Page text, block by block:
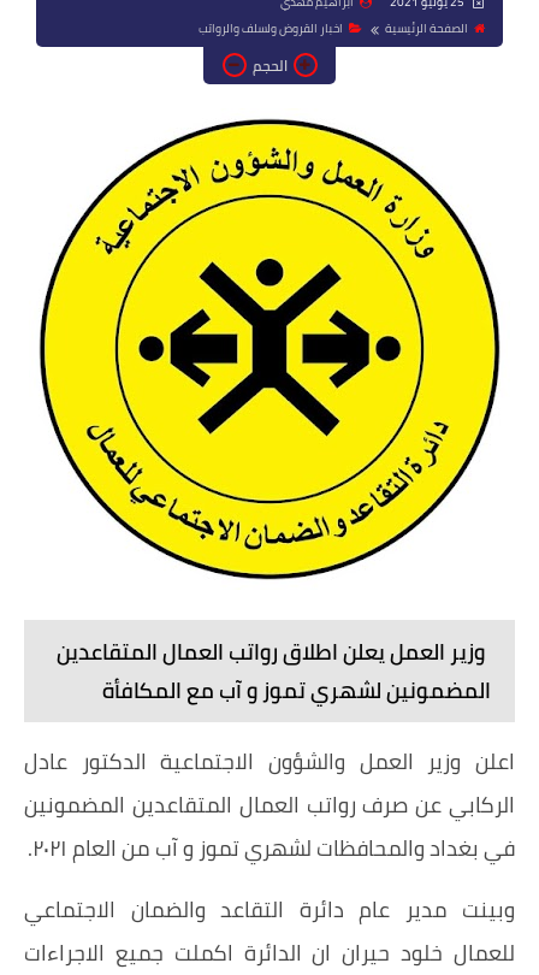
الصفحة الرئيسية
اخبار القروض ولسلف والرواتب
الحجم
وزير العمل يعلن اطلاق رواتب العمال المتقاعدين
المضمونين لشهري تموز و آب مع المكافأة
اعلن وزير العمل والشؤون الاجتماعية الدكتور عادل
الركابي عن صرف رواتب العمال المتقاعدين المضمونين
في بغداد والمحافظات لشهري تموز و آب من العام ٢٠٢١.
وبينت مدير عام دائرة التقاعد والضمان الاجتماعي
للعمال خلود حيران ان الدائرة اكملت جميع الاجراءات